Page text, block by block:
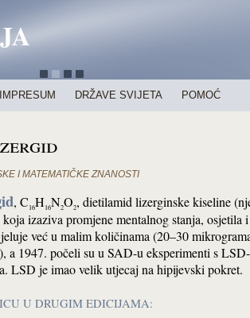
IMPRESUM DRŽAVE SVIJETA POMOĆ
I MATEMATIČKE ZNANOSTI
, C16H16N2O2, dietilamid lizerginske kiseline
izaziva promjene mentalnog stanja, osjetila
već u malim količinama (20–30
a 1947. počeli su u SAD-u eksperimenti s
LSD je imao velik utjecaj na hipijevski pokret.
U DRUGIM EDICIJAMA: